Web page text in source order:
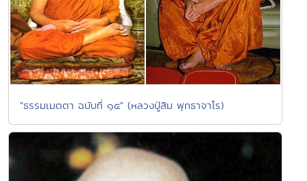
"ธรรมเมตตา ฉบับที่ ๑๕" (หลวงปู่สิม พุทธาจาโร)